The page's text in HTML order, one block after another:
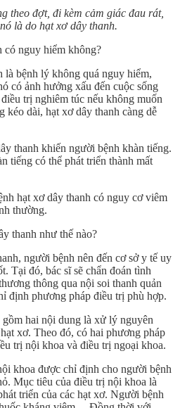
theo đợt, đi kèm cảm giác đau rát,
là do hạt xơ dây thanh.
có nguy hiểm không?
là bệnh lý không quá nguy hiểm,
có ảnh hưởng xấu đến cuộc sống
trị nghiêm túc nếu không muốn
kéo dài, hạt xơ dây thanh càng dễ
thanh khiến người bệnh khàn tiếng.
tiếng có thể phát triển thành mất
hạt xơ dây thanh có nguy cơ viêm
thường.
thanh như thế nào?
người bệnh nên đến cơ sở y tế uy
Tại đó, bác sĩ sẽ chẩn đoán tình
thông qua nội soi thanh quản
định phương pháp điều trị phù hợp.
hai nội dung là xử lý nguyên
xơ. Theo đó, có hai phương pháp
trị nội khoa và điều trị ngoại khoa.
khoa được chỉ định cho người bệnh
Mục tiêu của điều trị nội khoa là
triển của các hạt xơ. Người bệnh